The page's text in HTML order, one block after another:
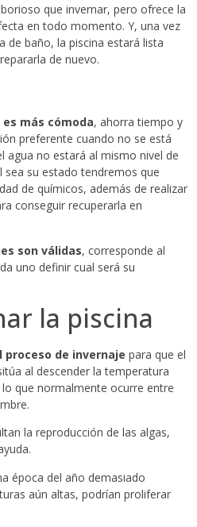
que invernar, pero ofrece la
en todo momento. Y, una vez
de baño, la piscina estará lista
de nuevo.
más cómoda, ahorra tiempo y
preferente cuando no se está
agua no estará al mismo nivel de
sea su estado tendremos que
de químicos, además de realizar
conseguir recuperarla en
son válidas, corresponde al
uno definir cual será su
la piscina
proceso de invernaje para que el
al descender la temperatura
que normalmente ocurre entre
la reproducción de las algas,
época del año demasiado
aún altas, podrían proliferar